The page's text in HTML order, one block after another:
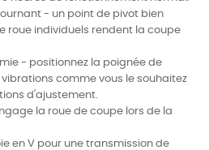
- un point de pivot bien
roue individuels rendent la coupe
- positionnez la poignée de
comme vous le souhaitez
d'ajustement.
la roue de coupe lors de la
en V pour une transmission de